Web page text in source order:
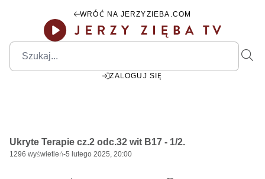
WRÓĆ NA JERZYZIEBA.COM
ZALOGUJ SIĘ
Play
Ukryte Terapie cz.2 odc.32 wit B17 - 1/2.
1296 wyświetleń-5 lutego 2025, 20:00